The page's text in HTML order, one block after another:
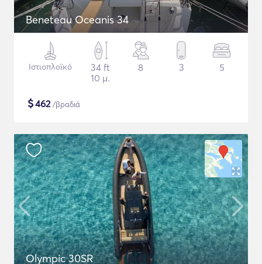
Beneteau Oceanis 34
Ιστιοπλοϊκό
34 ft
10 μ.
8 3 5
$462/βραδιά
Olympic 30SR